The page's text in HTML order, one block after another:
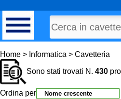
MATERIALI DI
PROGETTI E
Home > Informatica > Cavetteria
Sono stati trovati N. 430
Ordina per